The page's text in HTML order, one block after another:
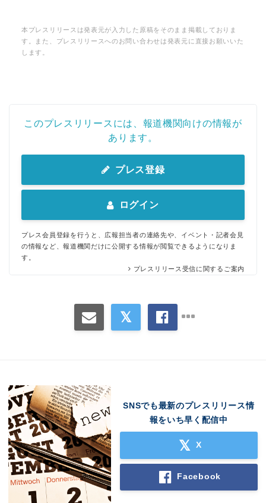
本プレスリリースは発表元が入力した原稿をそのまま掲載しておりま
す。また、プレスリリースへのお問い合わせは発表元に直接お願いいた
します。
このプレスリリースには、報道機関向けの情報が
あります。
プレス登録
ログイン
プレス会員登録を行うと、広報担当者の連絡先や、イベント・記者会見
の情報など、報道機関だけに公開する情報が閲覧できるようになりま
す。
プレスリリース受信に関するご案内
SNSでも最新のプレスリリース情
報をいち早く配信中
X
Facebook